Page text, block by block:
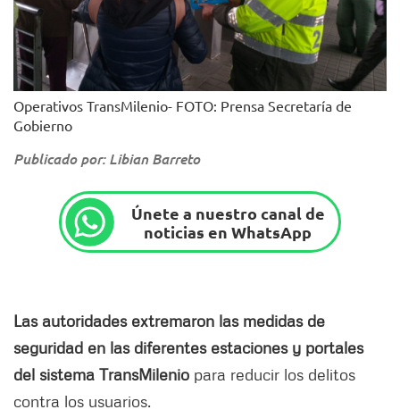
Operativos TransMilenio- FOTO: Prensa Secretaría de
Gobierno
Publicado por: Libian Barreto
Únete a nuestro canal de
noticias en WhatsApp
Las autoridades extremaron las medidas de
seguridad en las diferentes estaciones y portales
del sistema TransMilenio para reducir los delitos
contra los usuarios.